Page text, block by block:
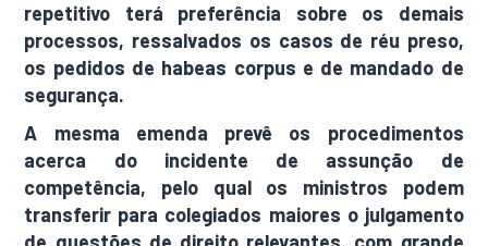
repetitivo terá preferência sobre os demais
processos, ressalvados os casos de réu preso,
os pedidos de habeas corpus e de mandado de
segurança.
A mesma emenda prevê os procedimentos
acerca do incidente de assunção de
competência, pelo qual os ministros podem
transferir para colegiados maiores o julgamento